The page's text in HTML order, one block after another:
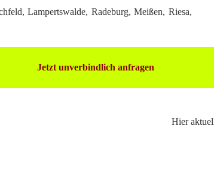
Lampertswalde, Radeburg, Meißen, Riesa,
Jetzt unverbindlich anfragen
Hier